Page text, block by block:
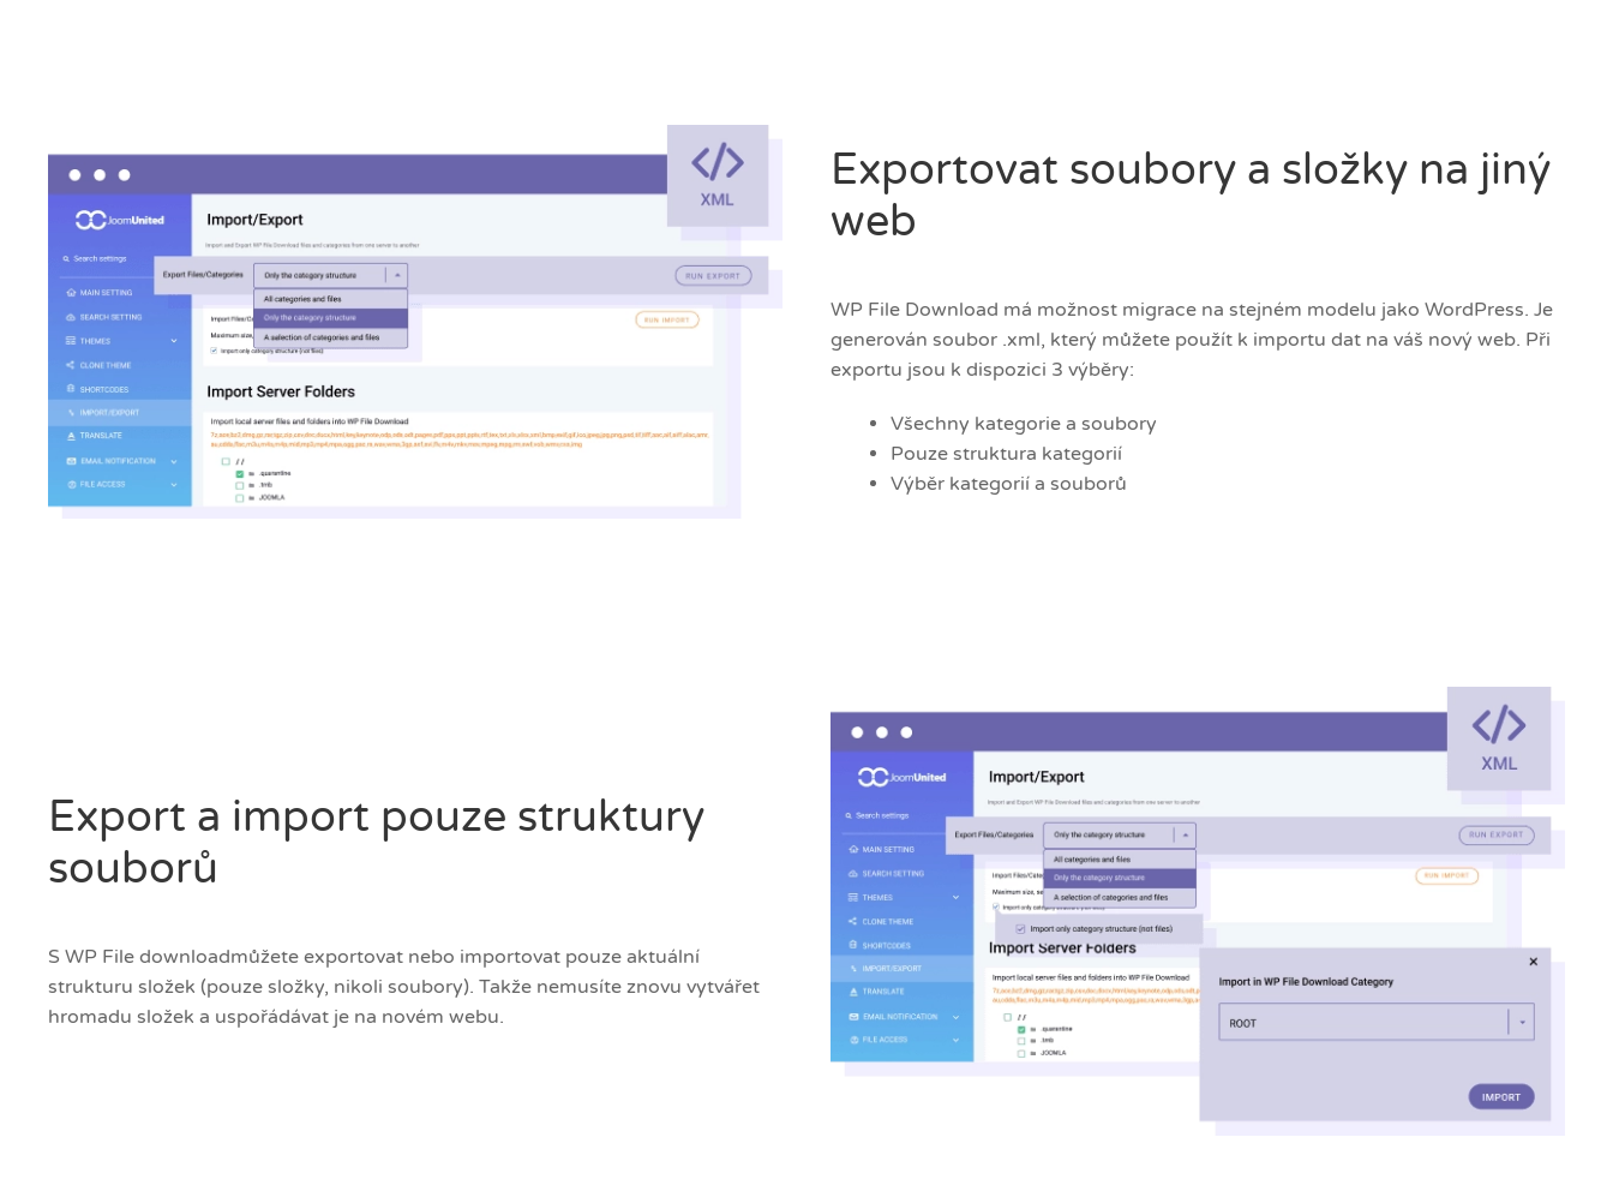
Exportovat soubory a složky na jiný
web
WP File Download má možnost migrace na stejném modelu jako WordPress. Je
generován soubor .xml, který můžete použít k importu dat na váš nový web. Při
exportu jsou k dispozici 3 výběry:
Všechny kategorie a soubory
Pouze struktura kategorií
Výběr kategorií a souborů
Export a import pouze struktury
souborů
S WP File downloadmůžete exportovat nebo importovat pouze aktuální
strukturu složek (pouze složky, nikoli soubory). Takže nemusíte znovu vytvářet
hromadu složek a uspořádávat je na novém webu.